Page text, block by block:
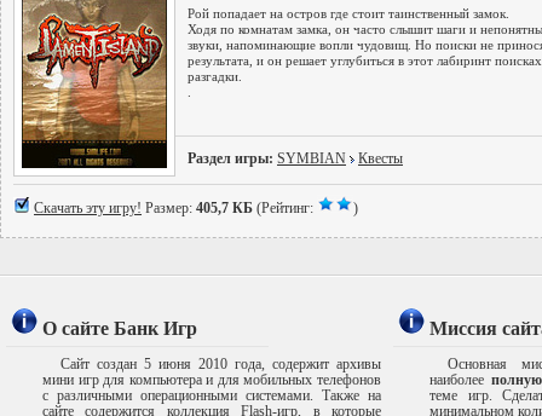
Рой попадает на остров где стоит таинственный замок.
Ходя по комнатам замка, он часто слышит шаги и
звуки, напоминающие вопли чудовищ. Но поиски не
результата, и он решает углубиться в этот лабиринт поисках
разгадки.
Раздел игры: SYMBIAN Квесты
Скачать эту игру! Размер: 405,7 КБ (Рейтинг: )
О сайте Банк Игр
Сайт создан 5 июня 2010 года, содержит архивы
мини игр для компьютера и для мобильных телефонов
с различными операционными системами. Также на
сайте содержится коллекция Flash-игр, в которые
Миссия
Основная
наиболее
теме игр.
минимальном